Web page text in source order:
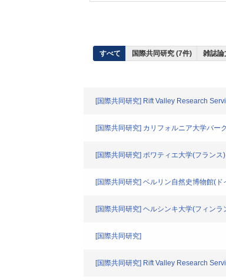
すべて 国際共同研究 (7件) 雑誌論
[国際共同研究] Rift Valley Research
[国際共同研究] カリフォルニア大学バー
[国際共同研究] ポワティエ大学(フランス)
[国際共同研究] ベルリン自然史博物館(ド
[国際共同研究] ヘルシンキ大学(フィンラ
[国際共同研究]
[国際共同研究] Rift Valley Research